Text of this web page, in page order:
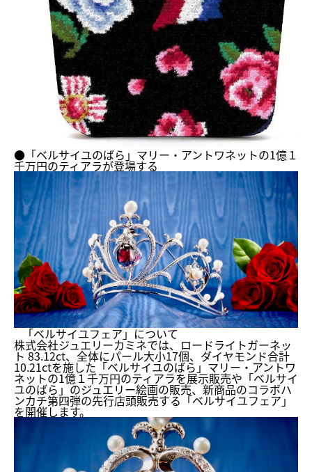
●「ベルサイユのばら」マリー・ アントワネットの1億１
千万円のティアラが登場する
「ベルサイユフェア」について
株式会社ジュエリーカミネでは、ロードライトガーネッ
ト 83.12ct、全体にパール大小17個、 ダイヤモンド合計
10.21ctを施した「ベルサイユのばら」マリー・アントワ
ネットの1億１千万円のティアラを展示販売や「ベルサイ
ユのばら」のジュエリー絵画の販売、新商品のコラボハ
ンカチ第四弾の先行店頭販売する「ベルサイユフェア」
を開催します。